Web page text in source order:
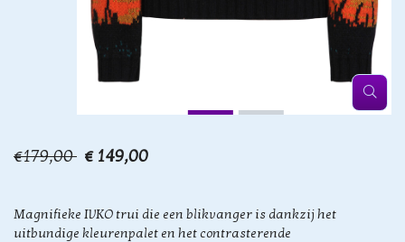
€179,00 € 149,00
Magnifieke IVKO trui die een blikvanger is dankzij het
uitbundige kleurenpalet en het contrasterende